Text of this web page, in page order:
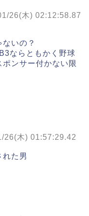
26(木) 02:12:58.87
いの？
ならともかく野球
ンサー付かない限
26(木) 01:57:29.42
た男